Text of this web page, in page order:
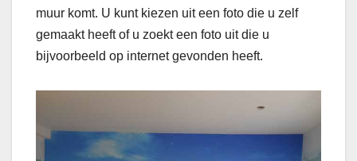
muur komt. U kunt kiezen uit een foto die u zelf
gemaakt heeft of u zoekt een foto uit die u
bijvoorbeeld op internet gevonden heeft.